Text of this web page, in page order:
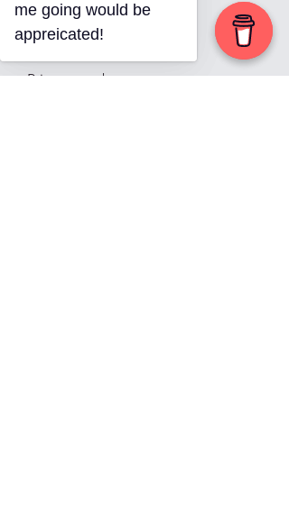
Primer nombre© 2023 por Salto de Fe.
me going would be
appreicated!
me going would be
appreicated!